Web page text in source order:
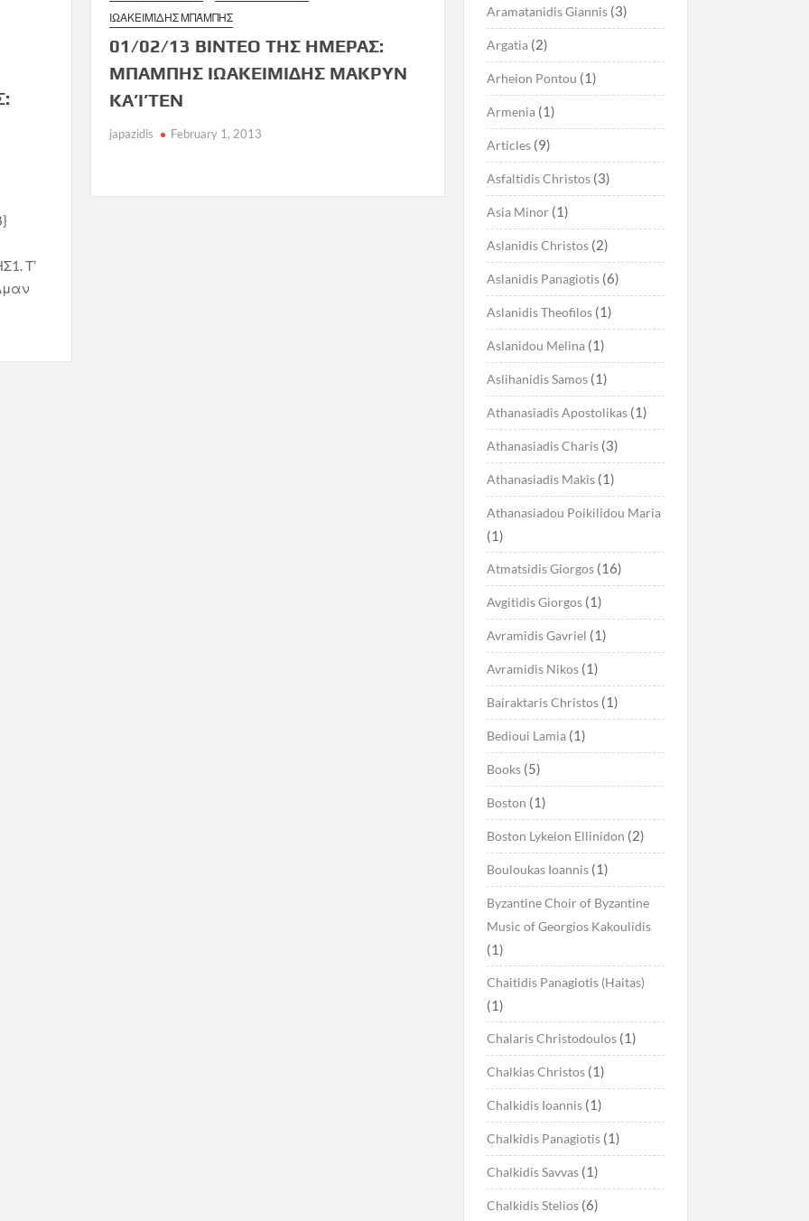
Τ’
ΙΩΑΚΕΙΜΊΔΗΣ ΜΠΆΜΠΗΣ
01/02/13 ΒΙΝΤΕΟ ΤΗΣ ΗΜΕΡΑΣ:
ΜΠΑΜΠΗΣ ΙΩΑΚΕΙΜΙΔΗΣ ΜΑΚΡΥΝ
ΚΑ’Ι’ΤΕΝ
japazidis February 1, 2013
Aramatanidis Giannis(3)
Argatia(2)
Arheion Pontou (1)
Armenia(1)
Articles(9)
Asfaltidis Christos(3)
Asia Minor(1)
Aslanidis Christos(2)
Aslanidis Panagiotis(6)
Aslanidis Theofilos(1)
Aslanidou Melina(1)
Aslihanidis Samos(1)
Athanasiadis Apostolikas(1)
Athanasiadis Charis(3)
Athanasiadis Makis(1)
Athanasiadou Poikilidou Maria
(1)
Atmatsidis Giorgos(16)
Avgitidis Giorgos(1)
Avramidis Gavriel (1)
Avramidis Nikos(1)
Bairaktaris Christos(1)
Bedioui Lamia(1)
Books(5)
Boston (1)
Boston Lykeion Ellinidon (2)
Bouloukas Ioannis(1)
Byzantine Choir of Byzantine
Music of Georgios Kakoulidis
(1)
Chaitidis Panagiotis (Haitas)
(1)
Chalaris Christodoulos(1)
Chalkias Christos(1)
Chalkidis Ioannis(1)
Chalkidis Panagiotis(1)
Chalkidis Savvas(1)
Chalkidis Stelios(6)